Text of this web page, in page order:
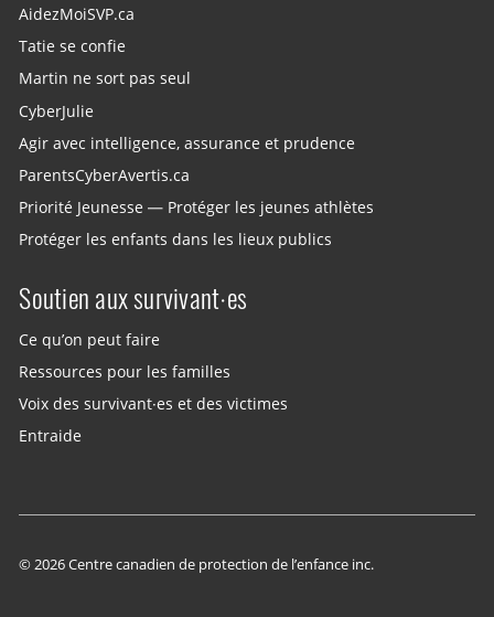
AidezMoiSVP.ca
Tatie se confie
Martin ne sort pas seul
CyberJulie
Agir avec intelligence, assurance et prudence
ParentsCyberAvertis.ca
Priorité Jeunesse — Protéger les jeunes athlètes
Protéger les enfants dans les lieux publics
Soutien aux survivant·es
Ce qu’on peut faire
Ressources pour les familles
Voix des survivant·es et des victimes
Entraide
© 2026 Centre canadien de protection de l’enfance inc.